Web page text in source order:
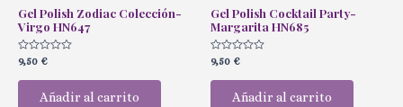
Gel Polish Zodiac Colección-
Virgo HN647
Valorado
con
0
9,50 €
Añadir al carrito
Gel Polish Cocktail Party-
Margarita HN685
Valorado
con
0
9,50 €
Añadir al carrito